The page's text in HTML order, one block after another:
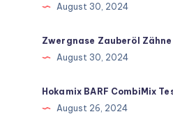
August 30, 2024
Zwergnase Zauberöl Zähne
August 30, 2024
Hokamix BARF CombiMix
August 26, 2024